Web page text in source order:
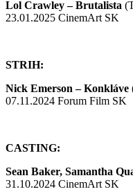
Lol Crawley –Brutalista
23.01.2025 CinemArt SK
STRIH:
Nick Emerson –Konkláve
07.11.2024 Forum Film SK
CASTING:
Sean Baker, Samantha
31.10.2024 CinemArt SK